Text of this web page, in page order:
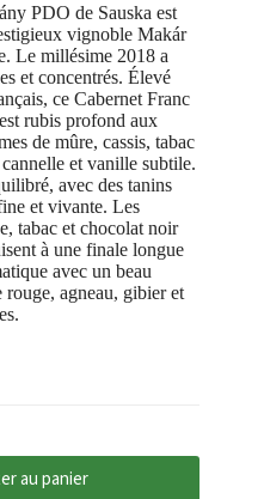
PDO de Sauska est
vignoble Makár
Le millésime 2018 a
et concentrés. Élevé
ce Cabernet Franc
rubis profond aux
de mûre, cassis, tabac
et vanille subtile.
avec des tanins
et vivante. Les
tabac et chocolat noir
à une finale longue
avec un beau
agneau, gibier et
au panier